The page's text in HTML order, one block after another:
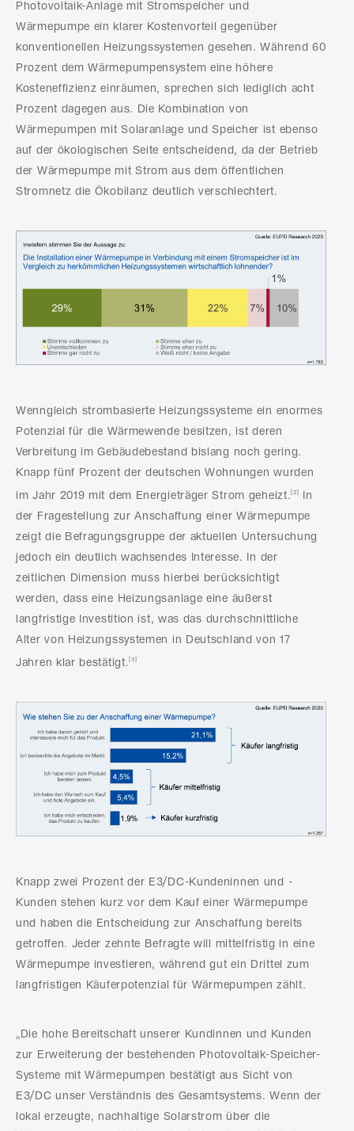
Photovoltaik-Anlage mit Stromspeicher und
Wärmepumpe ein klarer Kostenvorteil gegenüber
konventionellen Heizungssystemen gesehen. Während 60
Prozent dem Wärmepumpensystem eine höhere
Kosteneffizienz einräumen, sprechen sich lediglich acht
Prozent dagegen aus. Die Kombination von
Wärmepumpen mit Solaranlage und Speicher ist ebenso
auf der ökologischen Seite entscheidend, da der Betrieb
der Wärmepumpe mit Strom aus dem öffentlichen
Stromnetz die Ökobilanz deutlich verschlechtert.
Wenngleich strombasierte Heizungssysteme ein enormes
Potenzial für die Wärmewende besitzen, ist deren
Verbreitung im Gebäudebestand bislang noch gering.
Knapp fünf Prozent der deutschen Wohnungen wurden
im Jahr 2019 mit dem Energieträger Strom geheizt. [2]
In
der Fragestellung zur Anschaffung einer Wärmepumpe
zeigt die Befragungsgruppe der aktuellen Untersuchung
jedoch ein deutlich wachsendes Interesse. In der
zeitlichen Dimension muss hierbei berücksichtigt
werden, dass eine Heizungsanlage eine äußerst
langfristige Investition ist, was das durchschnittliche
Alter von Heizungssystemen in Deutschland von 17
Jahren klar bestätigt. [3]
Knapp zwei Prozent der E3/DC-Kundeninnen und -
Kunden stehen kurz vor dem Kauf einer Wärmepumpe
und haben die Entscheidung zur Anschaffung bereits
getroffen. Jeder zehnte Befragte will mittelfristig in eine
Wärmepumpe investieren, während gut ein Drittel zum
langfristigen Käuferpotenzial für Wärmepumpen zählt.
„Die hohe Bereitschaft unserer Kundinnen und Kunden
zur Erweiterung der bestehenden Photovoltaik-Speicher-
Systeme mit Wärmepumpen bestätigt aus Sicht von
E3/DC unser Verständnis des Gesamtsystems. Wenn der
lokal erzeugte, nachhaltige Solarstrom über die